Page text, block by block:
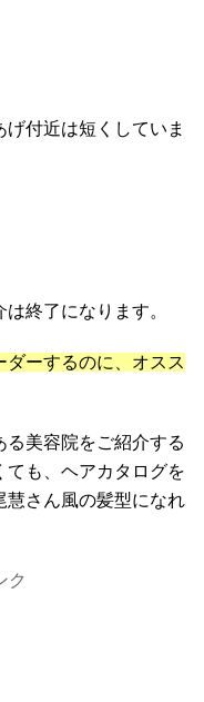
付近は短くしていま
終了になります。
ーするのに、オスス
美容院をご紹介する
も、ヘアカタログを
慧さん風の髪型になれ
ク